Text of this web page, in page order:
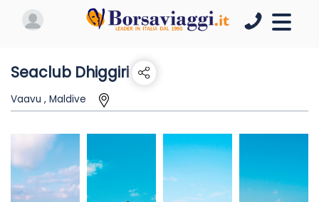
Seaclub Dhiggiri
Vaavu , Maldive